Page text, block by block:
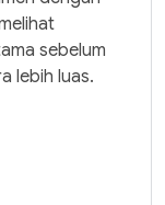
sebelum